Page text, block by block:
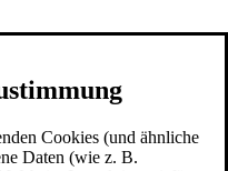
Cookies (und ähnliche
Daten (wie z. B.